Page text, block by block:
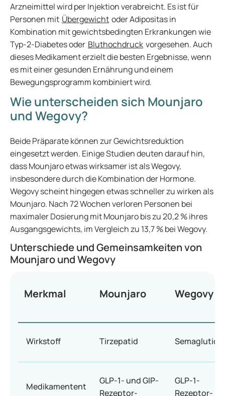
Arzneimittel wird per Injektion verabreicht. Es ist für
Personen mit Übergewicht oder Adipositas in
Kombination mit gewichtsbedingten Erkrankungen wie
Typ-2-Diabetes oder Bluthochdruck vorgesehen. Auch
dieses Medikament erzielt die besten Ergebnisse, wenn
es mit einer gesunden Ernährung und einem
Bewegungsprogramm kombiniert wird.
Wie unterscheiden sich Mounjaro
und Wegovy?
Beide Präparate können zur Gewichtsreduktion
eingesetzt werden. Einige Studien deuten darauf hin,
dass Mounjaro etwas wirksamer ist als Wegovy,
insbesondere durch die Kombination der Hormone.
Wegovy scheint hingegen etwas schneller zu wirken als
Mounjaro. Nach 72 Wochen verloren Personen bei
maximaler Dosierung mit Mounjaro bis zu 20,2 % ihres
Ausgangsgewichts, im Vergleich zu 13,7 % bei Wegovy.
Unterschiede und Gemeinsamkeiten von
Mounjaro und Wegovy
Merkmal Mounjaro Wegovy
Wirkstoff Tirzepatid Semaglutid
Medikamentent
GLP-1- und GIP-
Rezeptor-
GLP-1-
Rezeptor-